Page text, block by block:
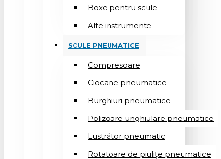
Boxe pentru scule
Alte instrumente
SCULE PNEUMATICE
Compresoare
Ciocane pneumatice
Burghiuri pneumatice
Polizoare unghiulare pneumatice
Lustrător pneumatic
Rotatoare de piulițe pneumatice